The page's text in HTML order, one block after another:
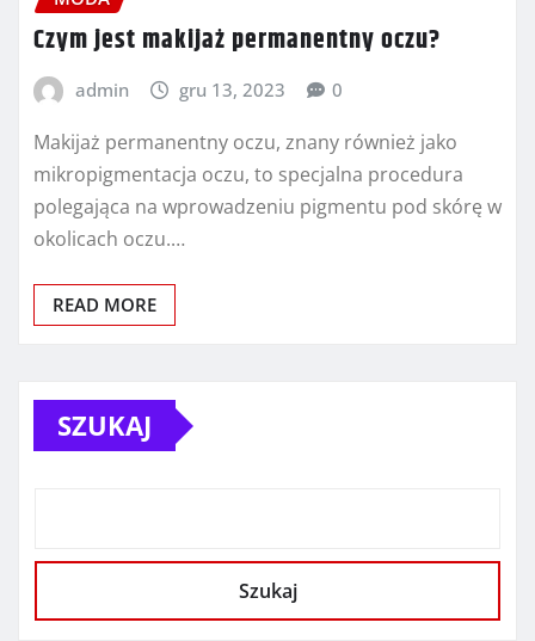
Czym jest makijaż permanentny oczu?
admin gru 13, 2023 0
Makijaż permanentny oczu, znany również jako
mikropigmentacja oczu, to specjalna procedura
polegająca na wprowadzeniu pigmentu pod skórę w
okolicach oczu.…
READ MORE
SZUKAJ
Szukaj